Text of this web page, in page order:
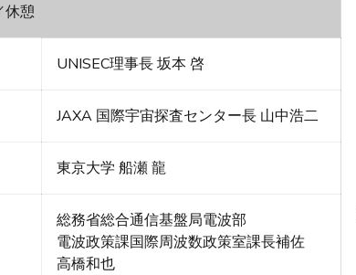
休憩
UNISEC理事長 坂本 啓
JAXA 国際宇宙探査センター長 山中浩二
東京大学 船瀬 龍
総務省総合通信基盤局電波部
電波政策課国際周波数政策室課長補佐
高橋和也